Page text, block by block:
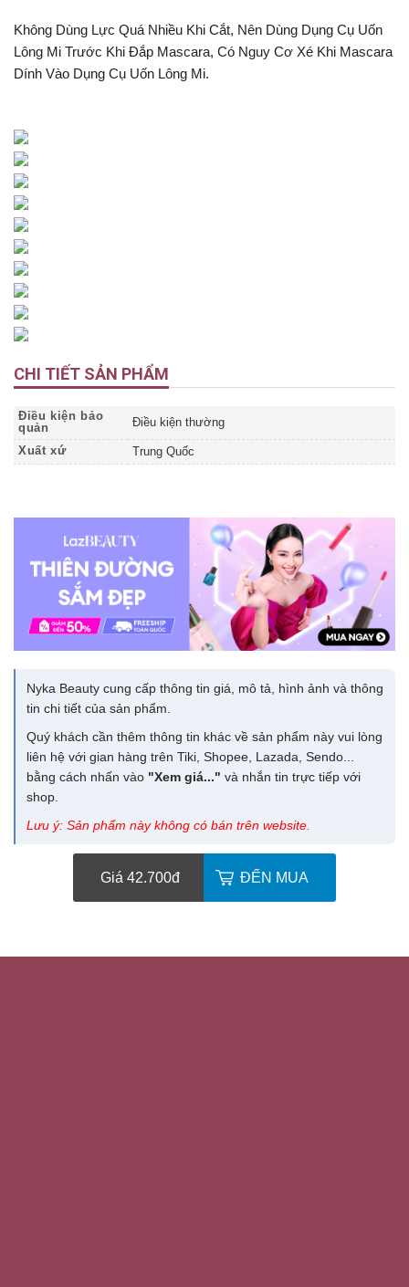
Không Dùng Lực Quá Nhiều Khi Cắt, Nên Dùng Dụng Cụ Uốn
Lông Mi Trước Khi Đắp Mascara, Có Nguy Cơ Xé Khi Mascara
Dính Vào Dụng Cụ Uốn Lông Mi.
CHI TIẾT SẢN PHẨM
Điều kiện bảo
quản
Điều kiện thường
Xuất xứ Trung Quốc
Nyka Beauty cung cấp thông tin giá, mô tả, hình ảnh và thông
tin chi tiết của sản phẩm.
Quý khách cần thêm thông tin khác về sản phẩm này vui lòng
liên hệ với gian hàng trên Tiki, Shopee, Lazada, Sendo...
bằng cách nhấn vào "Xem giá..." và nhắn tin trực tiếp với
shop.
Lưu ý: Sản phẩm này không có bán trên website.
Giá 42.700đ ĐẾN MUA